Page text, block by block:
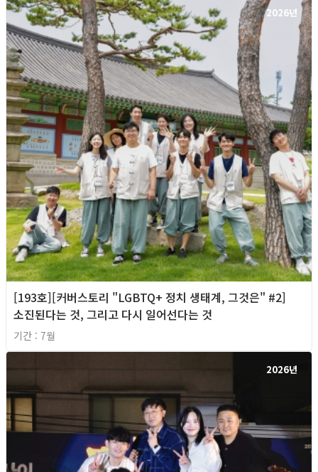
2026년
[193호][커버스토리 "LGBTQ+ 정치 생태계, 그것은" #2]
소진된다는 것, 그리고 다시 일어선다는 것
기간 : 7월
2026년